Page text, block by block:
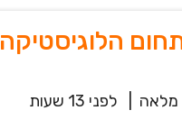
הלוגיסטיקה
לפני 13 שעות